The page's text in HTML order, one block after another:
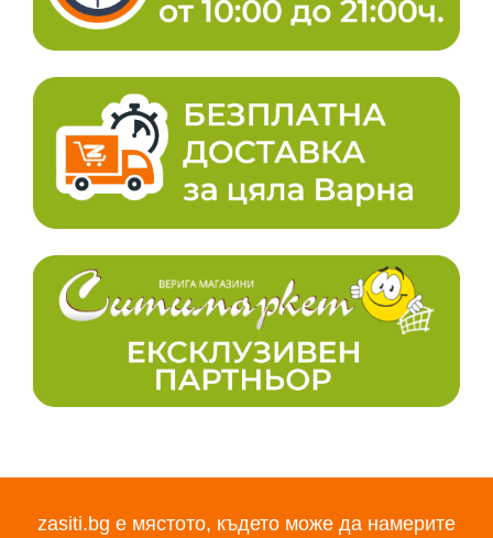
zasiti.bg е мястото, където може да намерите